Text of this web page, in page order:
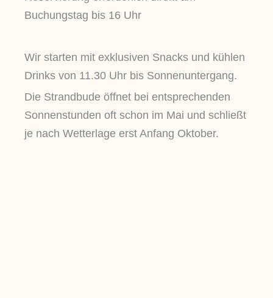
Buchungstag bis 16 Uhr
Wir starten mit exklusiven Snacks und kühlen
Drinks von 11.30 Uhr bis Sonnenuntergang.
Die Strandbude öffnet bei entsprechenden
Sonnenstunden oft schon im Mai und schließt
je nach Wetterlage erst Anfang Oktober.